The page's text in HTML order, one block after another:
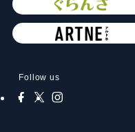
Follow us